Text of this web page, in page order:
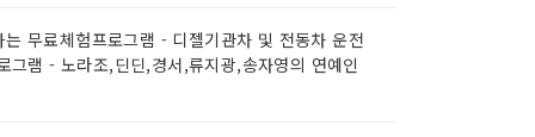
무료체험프로그램 - 디젤기관차 및 전동차 운전
램 - 노라조,딘딘,경서,류지광,송자영의 연예인